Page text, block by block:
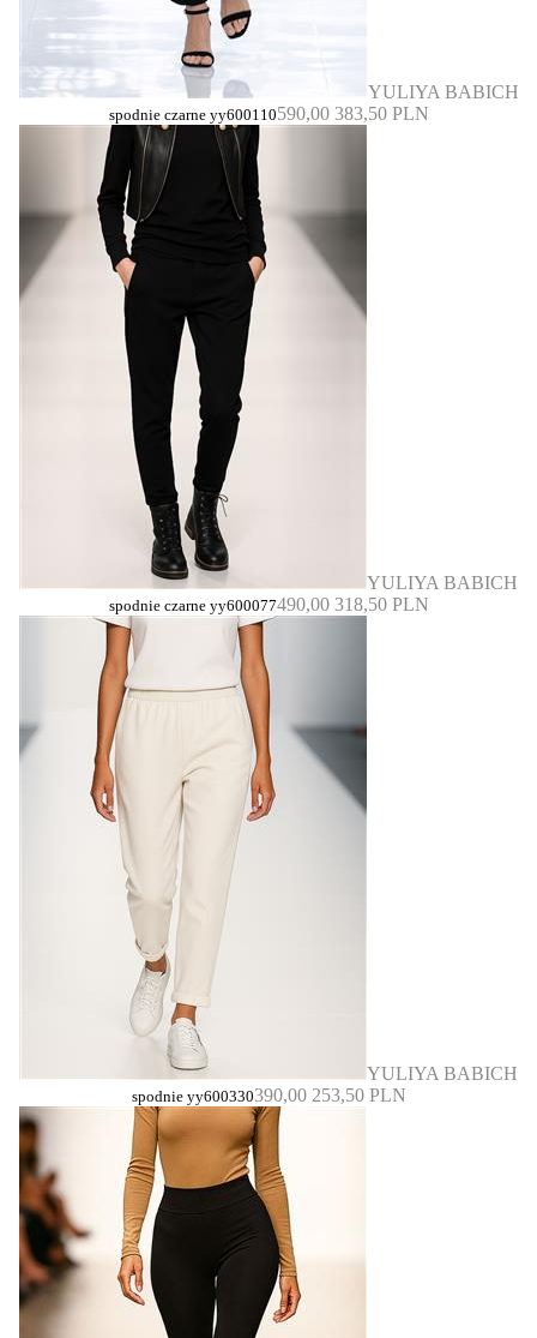
YULIYA BABICH
spodnie czarne yy600110590,00 383,50 PLN
YULIYA BABICH
spodnie czarne yy600077490,00 318,50 PLN
YULIYA BABICH
spodnie yy600330390,00 253,50 PLN